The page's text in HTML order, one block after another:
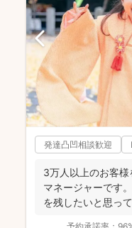
発達凸凹相談歓迎
3万人以上のお客
マネージャーです
を残したいと思